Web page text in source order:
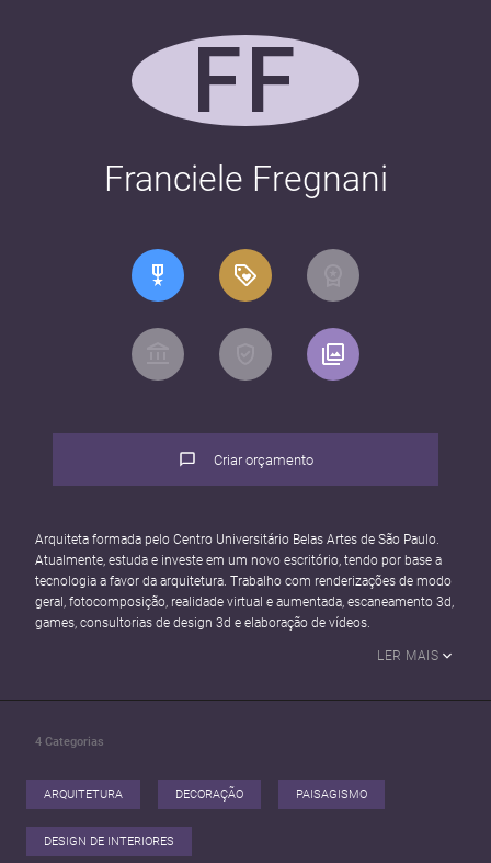
FF
Franciele Fregnani
Criar orçamento
Arquiteta formada pelo Centro Universitário Belas Artes de São Paulo.
Atualmente, estuda e investe em um novo escritório, tendo por base a
tecnologia a favor da arquitetura. Trabalho com renderizações de modo
geral, fotocomposição, realidade virtual e aumentada, escaneamento 3d,
games, consultorias de design 3d e elaboração de vídeos.
LER MAIS
4 Categorias
ARQUITETURA DECORAÇÃO PAISAGISMO
DESIGN DE INTERIORES